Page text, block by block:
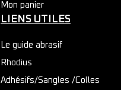
Mon panier
LIENS UTILES
Le guide abrasif
Rhodius
Adhésifs/Sangles /Colles